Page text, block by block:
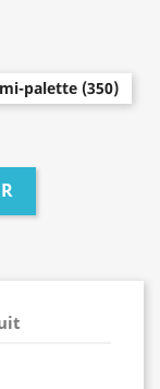
palette (350)